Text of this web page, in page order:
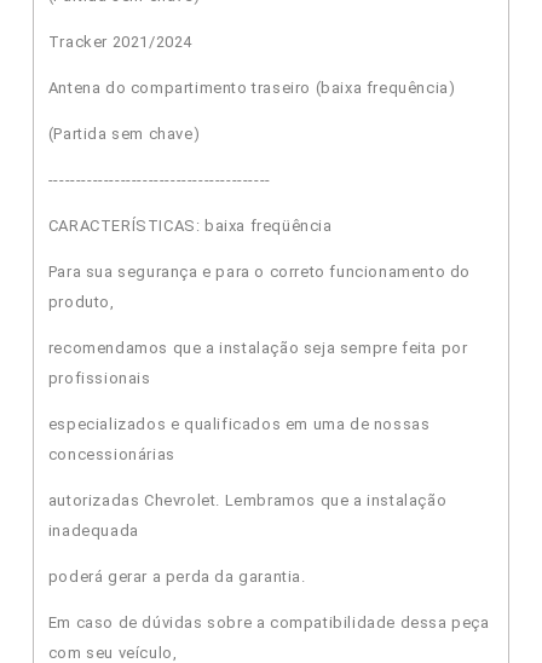
Tracker 2021/2024
Antena do compartimento traseiro (baixa frequência)
(Partida sem chave)
----------------------------------------
CARACTERÍSTICAS: baixa freqüência
Para sua segurança e para o correto funcionamento do
produto,
recomendamos que a instalação seja sempre feita por
profissionais
especializados e qualificados em uma de nossas
concessionárias
autorizadas Chevrolet. Lembramos que a instalação
inadequada
poderá gerar a perda da garantia.
Em caso de dúvidas sobre a compatibilidade dessa peça
com seu veículo,